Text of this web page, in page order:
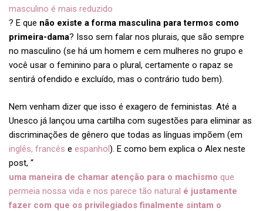
masculino é mais reduzido
? E que não existe a forma masculina para termos como
primeira-dama? Isso sem falar nos plurais, que são sempre
no masculino (se há um homem e cem mulheres no grupo e
você usar o feminino para o plural, certamente o rapaz se
sentirá ofendido e excluído, mas o contrário tudo bem).
Nem venham dizer que isso é exagero de feministas. Até a
Unesco já lançou uma cartilha com sugestões para eliminar as
discriminações de gênero que todas as línguas impõem (em
inglês, francês e espanhol). E como bem explica o Alex neste
post, “
uma maneira de chamar atenção para o machismo que
permeia nossa vida e nos parece tão natural é justamente
fazer com que os privilegiados finalmente sintam o